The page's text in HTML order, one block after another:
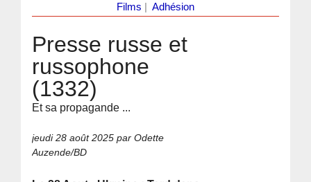
Films
Adhésion
Presse russe et
russophone
(1332)
Et sa propagande ...
jeudi 28 août 2025 par Odette
Auzende/BD